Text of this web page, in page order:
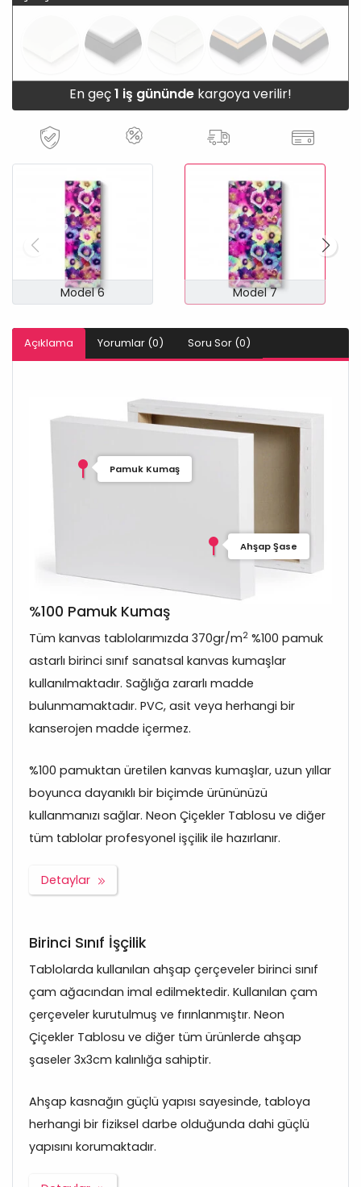
En geç1 iş gününde kargoya verilir!
Model 6 Model 7
Açıklama Yorumlar (0) Soru Sor (0)
Pamuk Kumaş
Ahşap Şase
%100 Pamuk Kumaş
Tüm kanvas tablolarımızda 370gr/m2 %100 pamuk
astarlı birinci sınıf sanatsal kanvas kumaşlar
kullanılmaktadır. Sağlığa zararlı madde
bulunmamaktadır. PVC, asit veya herhangi bir
kanserojen madde içermez.
%100 pamuktan üretilen kanvas kumaşlar, uzun yıllar
boyunca dayanıklı bir biçimde ürününüzü
kullanmanızı sağlar. Neon Çiçekler Tablosu ve diğer
tüm tablolar profesyonel işçilik ile hazırlanır.
Detaylar
Birinci Sınıf İşçilik
Tablolarda kullanılan ahşap çerçeveler birinci sınıf
çam ağacından imal edilmektedir. Kullanılan çam
çerçeveler kurutulmuş ve fırınlanmıştır. Neon
Çiçekler Tablosu ve diğer tüm ürünlerde ahşap
şaseler 3x3cm kalınlığa sahiptir.
Ahşap kasnağın güçlü yapısı sayesinde, tabloya
herhangi bir fiziksel darbe olduğunda dahi güçlü
yapısını korumaktadır.